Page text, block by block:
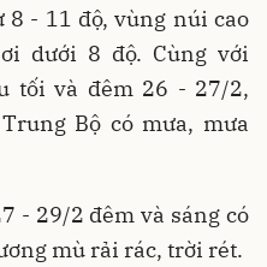
- 11 độ, vùng núi cao
dưới 8 độ. Cùng với
tối và đêm 26 - 27/2,
Bộ có mưa, mưa
- 29/2 đêm và sáng có
mù rải rác, trời rét.